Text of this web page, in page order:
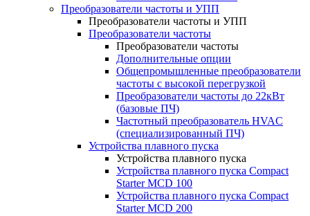
Преобразователи частоты и УПП
Преобразователи частоты и УПП
Преобразователи частоты
Преобразователи частоты
Дополнительные опции
Общепромышленные преобразователи
частоты с высокой перегрузкой
Преобразователи частоты до 22кВт
(базовые ПЧ)
Частотный преобразователь HVAC
(специализированный ПЧ)
Устройства плавного пуска
Устройства плавного пуска
Устройства плавного пуска Compact
Starter MCD 100
Устройства плавного пуска Compact
Starter MCD 200